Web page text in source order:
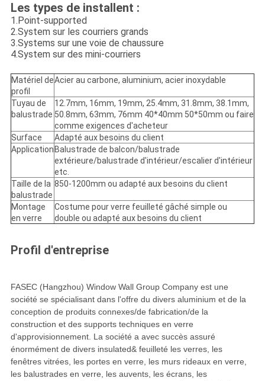
Les types de installent :
1.Point-supported
2.System sur les courriers grands
3.Systems sur une voie de chaussure
4.System sur des mini-courriers
Matériel de
profil
Acier au carbone, aluminium, acier inoxydable
Tuyau de
balustrade
12.7mm, 16mm, 19mm, 25.4mm, 31.8mm, 38.1mm,
50.8mm, 63mm, 76mm 40*40mm 50*50mm ou faire
comme exigences d'acheteur
Surface
Adapté aux besoins du client
Application Balustrade de balcon/balustrade
extérieure/balustrade d'intérieur/escalier d'intérieur
etc.
Taille de la
balustrade
850-1200mm ou adapté aux besoins du client
Montage
en verre
Costume pour verre feuilleté gâché simple ou
double ou adapté aux besoins du client
Profil d'entreprise
FASEC (Hangzhou) Window Wall Group Company est une
société se spécialisant dans l'offre du divers aluminium et de la
conception de produits connexes/de fabrication/de la
construction et des supports techniques en verre
d'approvisionnement. La société a avec succès assuré
énormément de divers insulated& feuilleté les verres, les
fenêtres vitrées, les portes en verre, les murs rideaux en verre,
les balustrades en verre, les auvents, les écrans, les